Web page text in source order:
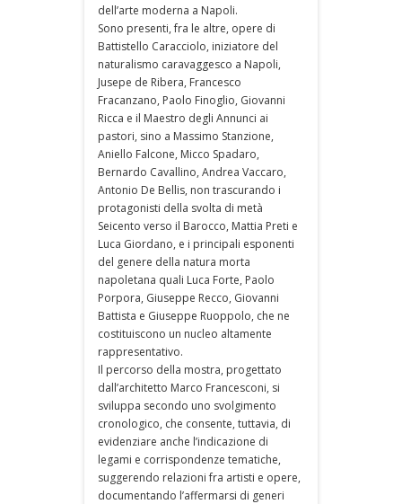
dell’arte moderna a Napoli.
Sono presenti, fra le altre, opere di
Battistello Caracciolo, iniziatore del
naturalismo caravaggesco a Napoli,
Jusepe de Ribera, Francesco
Fracanzano, Paolo Finoglio, Giovanni
Ricca e il Maestro degli Annunci ai
pastori, sino a Massimo Stanzione,
Aniello Falcone, Micco Spadaro,
Bernardo Cavallino, Andrea Vaccaro,
Antonio De Bellis, non trascurando i
protagonisti della svolta di metà
Seicento verso il Barocco, Mattia Preti e
Luca Giordano, e i principali esponenti
del genere della natura morta
napoletana quali Luca Forte, Paolo
Porpora, Giuseppe Recco, Giovanni
Battista e Giuseppe Ruoppolo, che ne
costituiscono un nucleo altamente
rappresentativo.
Il percorso della mostra, progettato
dall’architetto Marco Francesconi, si
sviluppa secondo uno svolgimento
cronologico, che consente, tuttavia, di
evidenziare anche l’indicazione di
legami e corrispondenze tematiche,
suggerendo relazioni fra artisti e opere,
documentando l’affermarsi di generi